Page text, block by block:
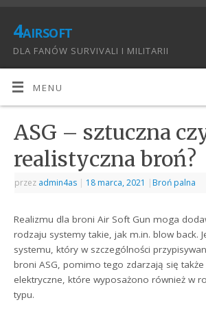
4airsoft
DLA FANÓW SURVIVALI I MILITARII
MENU
ASG – sztuczna
realistyczna broń?
przez admin4as | 18 marca, 2021 | Broń palna
Realizmu dla broni Air Soft Gun moga
rodzaju systemy takie, jak m.in. blow back.
systemu, który w szczególności
broni ASG, pomimo tego zdarzają się
elektryczne, które wyposażono również w
typu.